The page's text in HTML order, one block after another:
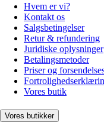
Hvem er vi?
Kontakt os
Salgsbetingelser
Retur & refundering
Juridiske oplysninger
Betalingsmetoder
Priser og
Vores butik
Vores butikker